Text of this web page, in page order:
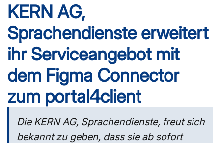
KERN AG,
Sprachendienste erweitert
ihr Serviceangebot mit
dem Figma Connector
zum portal4client
Die KERN AG, Sprachendienste, freut sich
bekannt zu geben, dass sie ab sofort